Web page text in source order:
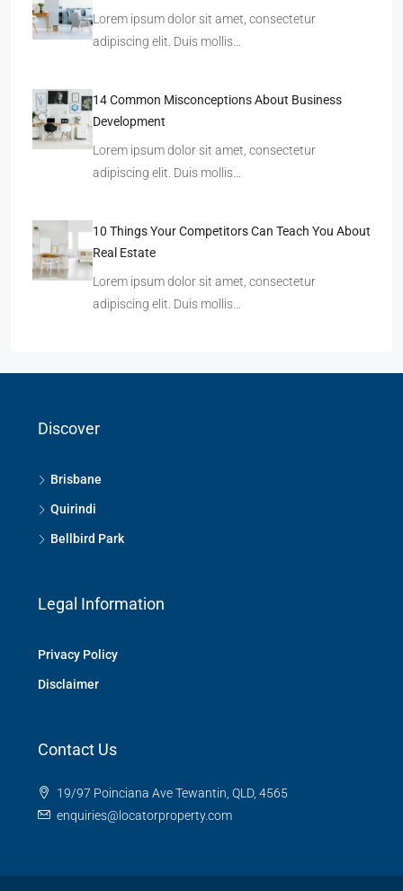
Lorem ipsum dolor sit amet, consectetur
adipiscing elit. Duis mollis…
14 Common Misconceptions About Business
Development
Lorem ipsum dolor sit amet, consectetur
adipiscing elit. Duis mollis…
10 Things Your Competitors Can Teach You About
Real Estate
Lorem ipsum dolor sit amet, consectetur
adipiscing elit. Duis mollis…
Discover
Brisbane
Quirindi
Bellbird Park
Legal Information
Privacy Policy
Disclaimer
Contact Us
19/97 Poinciana Ave Tewantin, QLD, 4565
enquiries@locatorproperty.com